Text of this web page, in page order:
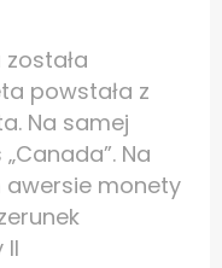
powstała z
Na samej
Na
monety
II